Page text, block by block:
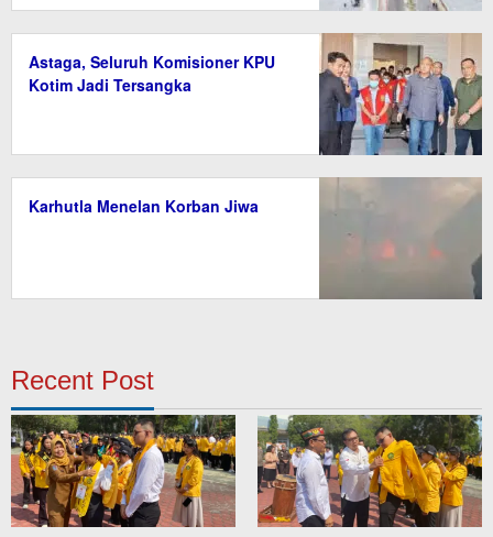
Astaga, Seluruh Komisioner KPU
Kotim Jadi Tersangka
Karhutla Menelan Korban Jiwa
Recent Post